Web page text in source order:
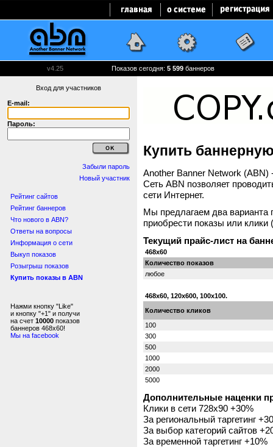
v4.25 Показов сегодня: 5 599 баннеров
Вход для участников
E-mail:
Пароль:
Забыли пароль
Новый участник
Рейтинг сайтов
Рейтинг баннеров
Что нового в ABN?
Ответы на вопросы
Информация о сети
Выкуп показов
Розыгрыш показов
Купить показы в ABN
Нажми кнопку "Like"
и кнопку "+1" и получи
на счет 10000 показов
баннеров 468x60!
Мы на facebook
Купить
Another Banner Network
Сеть ABN позволяет
сети Интернет.
Мы предлагаем два варианта
приобрести показы или
Текущий прайс-лист на
468x60
Количество показов
любое
468x60, 120x600, 100х100.
Количество кликов
100
300
500
1000
2000
5000
Дополнительные наценки
Клики в сети 728x90 +30%
За региональный таргетинг
За выбор категорий сайтов
За временной таргетинг +10%